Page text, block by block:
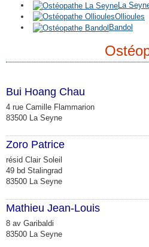
La
Ollioules
Bandol
Bui Hoang Chau
4 rue Camille Flammarion
83500 La Seyne
Zoro Patrice
résid Clair Soleil
49 bd Stalingrad
83500 La Seyne
Mathieu Jean-Louis
8 av Garibaldi
83500 La Seyne